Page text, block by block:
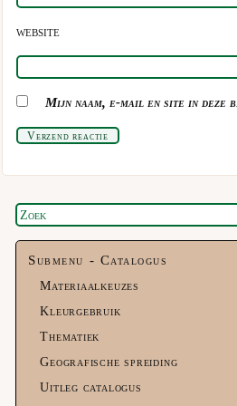
WEBSITE
Mijn naam, e-mail en site in deze
Verzend reactie
Submenu - Catalogus
Materiaalkeuzes
Kleurgebruik
Thematiek
Geografische spreiding
Uitleg catalogus